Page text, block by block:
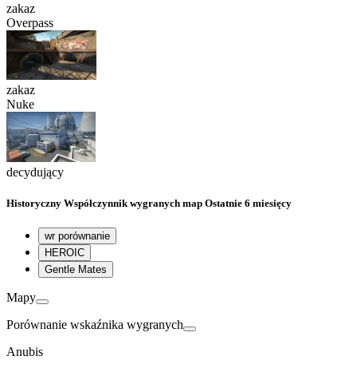
zakaz
Overpass
zakaz
Nuke
decydujący
Historyczny Współczynnik wygranych map Ostatnie 6 miesięcy
wr porównanie
HEROIC
Gentle Mates
Mapy
Porównanie wskaźnika wygranych
Anubis